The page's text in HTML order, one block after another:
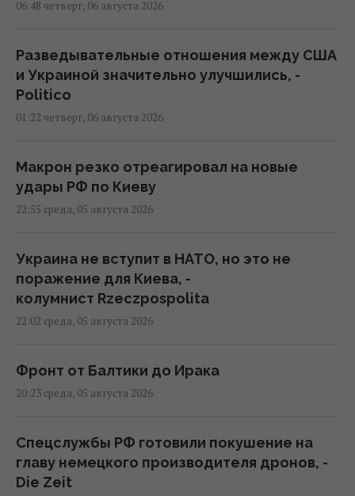
06:48 четверг, 06 августа 2026
Разведывательные отношения между США
и Украиной значительно улучшились, -
Politico
01:22 четверг, 06 августа 2026
Макрон резко отреагировал на новые
удары РФ по Киеву
22:55 среда, 05 августа 2026
Украина не вступит в НАТО, но это не
поражение для Киева, -
колумнист Rzeczpospolita
22:02 среда, 05 августа 2026
Фронт от Балтики до Ирака
20:23 среда, 05 августа 2026
Спецслужбы РФ готовили покушение на
главу немецкого производителя дронов, -
Die Zeit